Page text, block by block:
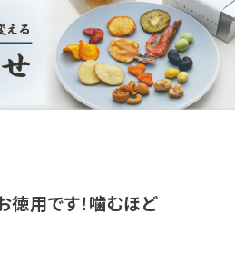
焼酎におすすめ
徳用です！噛むほど